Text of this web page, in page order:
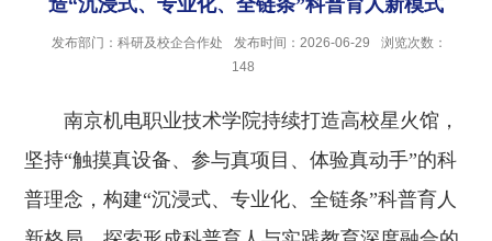
造“沉浸式、专业化、全链条”科普育人新模式
发布部门：科研及校企合作处 发布时间：2026-06-29
浏览次数：
148
南京机电职业技术学院持续打造高校星火馆，
坚持“触摸真设备、参与真项目、体验真动手”的科
普理念，构建“沉浸式、专业化、全链条”科普育人